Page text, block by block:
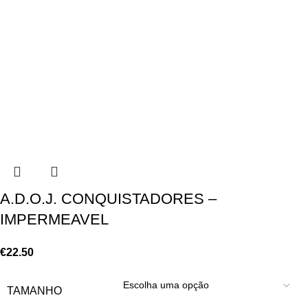
A.D.O.J. CONQUISTADORES –
IMPERMEAVEL
€22.50
TAMANHO